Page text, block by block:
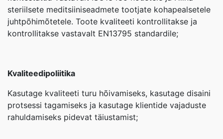
steriilsete meditsiiniseadmete tootjate kohapealsetele
juhtpõhimõtetele. Toote kvaliteeti kontrollitakse ja
kontrollitakse vastavalt EN13795 standardile;
Kvaliteedipoliitika
Kasutage kvaliteeti turu hõivamiseks, kasutage disaini
protsessi tagamiseks ja kasutage klientide vajaduste
rahuldamiseks pidevat täiustamist;